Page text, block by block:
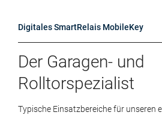
Digitales SmartRelais MobileKey
Der Garagen- und
Rolltorspezialist
Typische Einsatzbereiche für unseren